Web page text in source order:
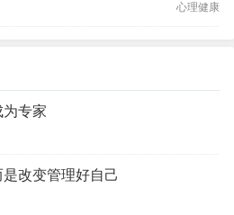
心理健康
专家
改变管理好自己